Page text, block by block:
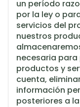
un período
por la ley o
servicios del
nuestros
necesaria
productos y
cuenta,
información
posteriores a